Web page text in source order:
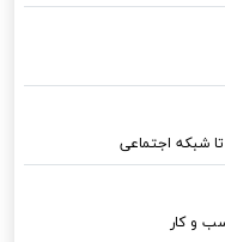
تا شبکه اجتماعی
و کار